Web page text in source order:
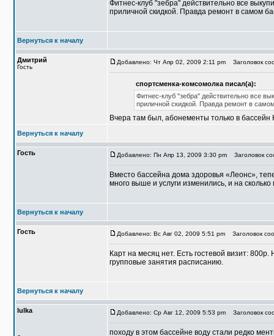
Фитнес-клуб "зебра" действительно все
приличной скидкой. Правда ремонт в самом
Вернуться к началу
Дмитрий
Гость
Добавлено: Чт Апр 02, 2009 2:11 pm Заголовок
спортсменка-комсомолка писал(а):
Фитнес-клуб "зебра" действительно все
приличной скидкой. Правда ремонт в
Вчера там был, абонементы только в
Вернуться к началу
Гость Добавлено: Пн Апр 13, 2009 3:30 pm Заголовок
Вместо бассейна дома здоровья «Леонс»,
много выше и услуги изменились, и на
Вернуться к началу
Гость Добавлено: Вс Авг 02, 2009 5:51 pm Заголовок
Карт на месяц нет. Есть гостевой визит:
групповые занятия расписанию.
Вернуться к началу
lulka Добавлено: Ср Авг 12, 2009 5:53 pm Заголовок
походу в этом бассейне воду стали редко